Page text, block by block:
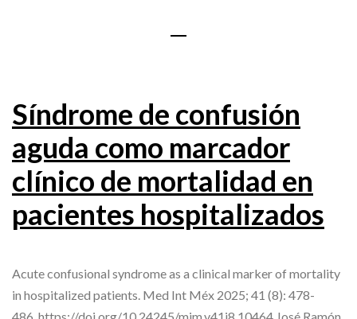
Síndrome de confusión
aguda como marcador
clínico de mortalidad en
pacientes hospitalizados
Acute confusional syndrome as a clinical marker of mortality
in hospitalized patients. Med Int Méx 2025; 41 (8): 478-